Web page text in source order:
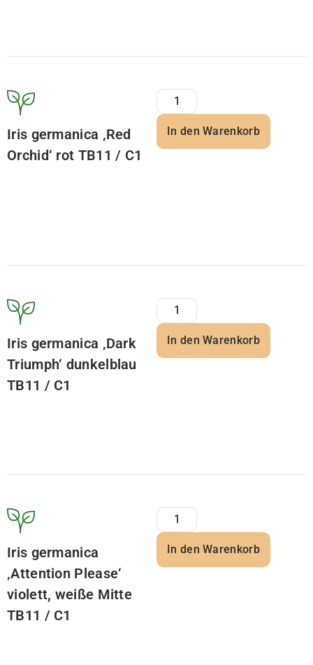
Iris germanica ‚Red
Orchid‘ rot TB11 / C1
In den Warenkorb
Iris germanica ‚Dark
Triumph‘ dunkelblau
TB11 / C1
In den Warenkorb
Iris germanica
‚Attention Please‘
violett, weiße Mitte
TB11 / C1
In den Warenkorb